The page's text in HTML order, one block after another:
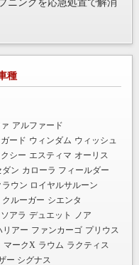
ニングを応急処置で解消
種
アルファード
ード ウィンダム ウィッシュ
シー エスティマ オーリス
ダン カローラ フィールダー
ラウン ロイヤルサルーン
クルーガー シエンタ
ソアラ デュエット
ノア
リアー ファンカーゴ プリウス
マークX ラウム ラクティス
ー シグナス